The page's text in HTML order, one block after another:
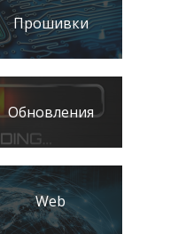
Прошивки
Обновления
Web